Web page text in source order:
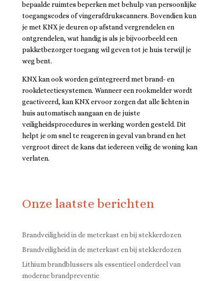
bepaalde ruimtes beperken met behulp van persoonlijke
toegangscodes of vingerafdrukscanners. Bovendien kun
je met KNX je deuren op afstand vergrendelen en
ontgrendelen, wat handig is als je bijvoorbeeld een
pakketbezorger toegang wil geven tot je huis terwijl je
weg bent.
KNX kan ook worden geïntegreerd met brand- en
rookdetectiesystemen. Wanneer een rookmelder wordt
geactiveerd, kan KNX ervoor zorgen dat alle lichten in
huis automatisch aangaan en de juiste
veiligheidsprocedures in werking worden gesteld. Dit
helpt je om snel te reageren in geval van brand en het
vergroot direct de kans dat iedereen veilig de woning kan
verlaten.
Onze laatste berichten
Brandveiligheid in de meterkast en bij stekkerdozen
Brandveiligheid in de meterkast en bij stekkerdozen
Lithium brandblussers als essentieel onderdeel van
moderne brandpreventie